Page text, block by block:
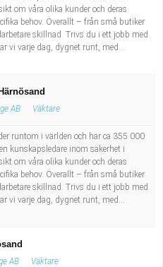
om våra olika kunder och deras
behov. Överallt – från små butiker
skillnad. Trivs du i ett jobb med
vi varje dag, dygnet runt, med...
AB Väktare
runtom i världen och har ca 355 000
kunskapsledare inom säkerhet i
om våra olika kunder och deras
behov. Överallt – från små butiker
skillnad. Trivs du i ett jobb med
vi varje dag, dygnet runt, med...
AB Väktare